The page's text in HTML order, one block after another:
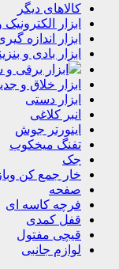
کالاهای دیگر
ابزار
ابزار اندازه
ابزار بادی و
ابزار برقی
ابزار خلاق و
ابزار دستی
انبر کلاغی
اینورتر جوش
تفنگ میخکوب
جک
خار جمع کن
صفحه
فرچه کاسه ای
قفل کمدی
قیچی مفتول
لوازم جانبی